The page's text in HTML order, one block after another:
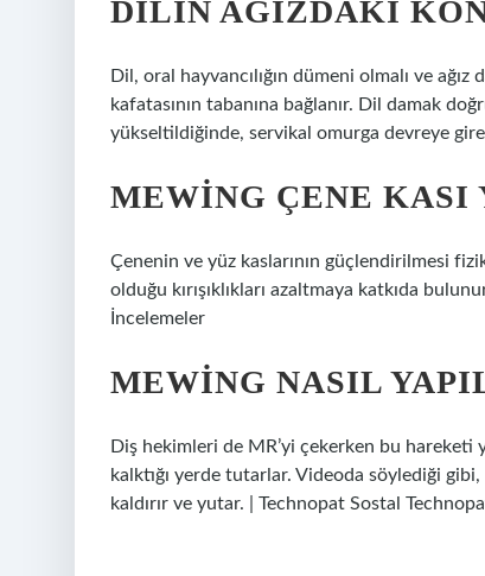
DILIN AĞIZDAKI
Dil, oral hayvancılığın dümeni olmalı ve ağız
kafatasının tabanına bağlanır. Dil damak
yükseltildiğinde, servikal omurga devreye
MEWING ÇENE KASI
Çenenin ve yüz kaslarının güçlendirilmesi
olduğu kırışıklıkları azaltmaya katkıda
İncelemeler
MEWING NASIL
Diş hekimleri de MR’yi çekerken bu
kalktığı yerde tutarlar. Videoda söylediği
kaldırır ve yutar. | Technopat Sostal